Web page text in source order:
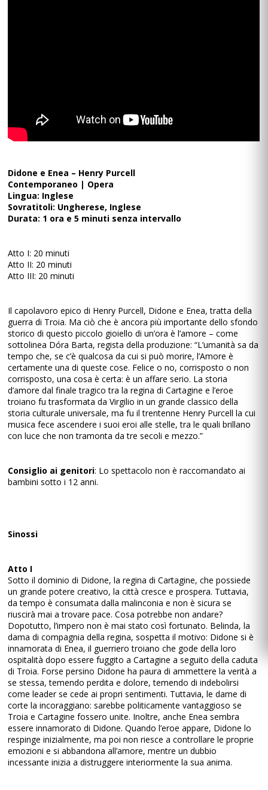
Didone e Enea – Henry Purcell
Contemporaneo | Opera
Lingua: Inglese
Sovratitoli: Ungherese, Inglese
Durata: 1 ora e 5 minuti senza intervallo
Atto I: 20 minuti
Atto II: 20 minuti
Atto III: 20 minuti
Il capolavoro epico di Henry Purcell, Didone e Enea, tratta della
guerra di Troia. Ma ciò che è ancora più importante dello sfondo
storico di questo piccolo gioiello di un’ora è l’amore – come
sottolinea Dóra Barta, regista della produzione: “L’umanità sa da
tempo che, se c’è qualcosa da cui si può morire, l’Amore è
certamente una di queste cose. Felice o no, corrisposto o non
corrisposto, una cosa è certa: è un affare serio. La storia
d’amore dal finale tragico tra la regina di Cartagine e l’eroe
troiano fu trasformata da Virgilio in un grande classico della
storia culturale universale, ma fu il trentenne Henry Purcell la cui
musica fece ascendere i suoi eroi alle stelle, tra le quali brillano
con luce che non tramonta da tre secoli e mezzo.”
Consiglio ai genitori: Lo spettacolo non è raccomandato ai
bambini sotto i 12 anni.
Sinossi
Atto I
Sotto il dominio di Didone, la regina di Cartagine, che possiede
un grande potere creativo, la città cresce e prospera. Tuttavia,
da tempo è consumata dalla malinconia e non è sicura se
riuscirà mai a trovare pace. Cosa potrebbe non andare?
Dopotutto, l’impero non è mai stato così fortunato. Belinda, la
dama di compagnia della regina, sospetta il motivo: Didone si è
innamorata di Enea, il guerriero troiano che gode della loro
ospitalità dopo essere fuggito a Cartagine a seguito della caduta
di Troia. Forse persino Didone ha paura di ammettere la verità a
se stessa, temendo perdita e dolore, temendo di indebolirsi
come leader se cede ai propri sentimenti. Tuttavia, le dame di
corte la incoraggiano: sarebbe politicamente vantaggioso se
Troia e Cartagine fossero unite. Inoltre, anche Enea sembra
essere innamorato di Didone. Quando l’eroe appare, Didone lo
respinge inizialmente, ma poi non riesce a controllare le proprie
emozioni e si abbandona all’amore, mentre un dubbio
incessante inizia a distruggere interiormente la sua anima.